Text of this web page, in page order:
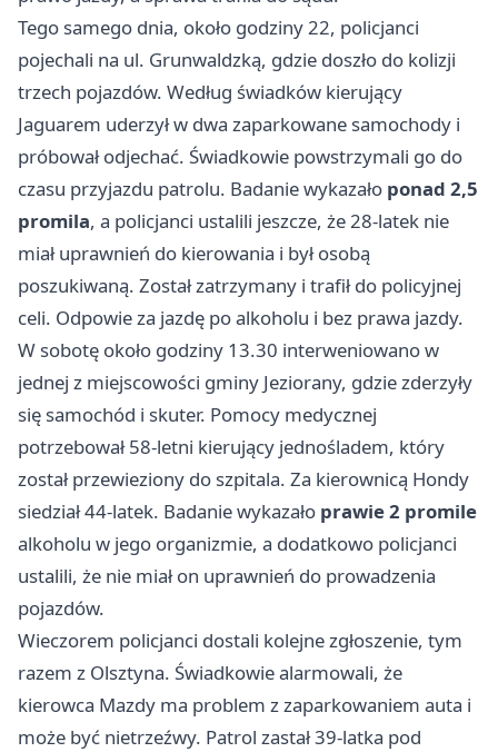
Tego samego dnia, około godziny 22, policjanci
pojechali na ul. Grunwaldzką, gdzie doszło do kolizji
trzech pojazdów. Według świadków kierujący
Jaguarem uderzył w dwa zaparkowane samochody i
próbował odjechać. Świadkowie powstrzymali go do
czasu przyjazdu patrolu. Badanie wykazało ponad 2,5
promila, a policjanci ustalili jeszcze, że 28-latek nie
miał uprawnień do kierowania i był osobą
poszukiwaną. Został zatrzymany i trafił do policyjnej
celi. Odpowie za jazdę po alkoholu i bez prawa jazdy.
W sobotę około godziny 13.30 interweniowano w
jednej z miejscowości gminy Jeziorany, gdzie zderzyły
się samochód i skuter. Pomocy medycznej
potrzebował 58-letni kierujący jednośladem, który
został przewieziony do szpitala. Za kierownicą Hondy
siedział 44-latek. Badanie wykazało prawie 2 promile
alkoholu w jego organizmie, a dodatkowo policjanci
ustalili, że nie miał on uprawnień do prowadzenia
pojazdów.
Wieczorem policjanci dostali kolejne zgłoszenie, tym
razem z Olsztyna. Świadkowie alarmowali, że
kierowca Mazdy ma problem z zaparkowaniem auta i
może być nietrzeźwy. Patrol zastał 39-latka pod